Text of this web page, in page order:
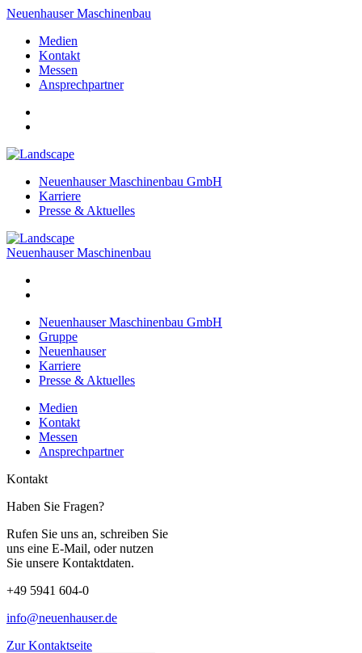
Neuenhauser Maschinenbau
Medien
Kontakt
Messen
Ansprechpartner
Neuenhauser Maschinenbau GmbH
Karriere
Presse & Aktuelles
Neuenhauser Maschinenbau
Neuenhauser Maschinenbau GmbH
Gruppe
Neuenhauser
Karriere
Presse & Aktuelles
Medien
Kontakt
Messen
Ansprechpartner
Kontakt
Haben Sie Fragen?
Rufen Sie uns an, schreiben Sie
uns eine E-Mail, oder nutzen
Sie unsere Kontaktdaten.
+49 5941 604-0
info@neuenhauser.de
Zur Kontaktseite